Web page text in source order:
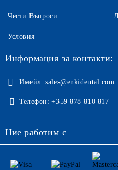
Чести Въпроси
Условия
Информация за контакти:
Имейл: sales@enkidental.com
Телефон: +359 878 810 817
Ние работим с